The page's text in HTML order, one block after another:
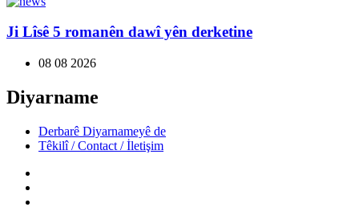
Ji Lîsê 5 romanên dawî yên derketine
08 08 2026
Diyarname
Derbarê Diyarnameyê de
Têkilî / Contact / İletişim